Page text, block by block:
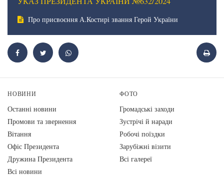
Про присвоєння А.Костирі звання Герой України
НОВИНИ
Останні новини
Промови та звернення
Вiтання
Офіс Президента
Дружина Президента
Всі новини
ФОТО
Громадські заходи
Зустрічі й наради
Робочі поїздки
Зарубіжні візити
Всі галереї